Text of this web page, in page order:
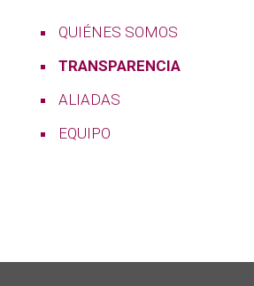
QUIÉNES SOMOS
TRANSPARENCIA
ALIADAS
EQUIPO